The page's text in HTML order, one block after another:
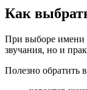
Как
При выборе имени
звучания, но и
Полезно обратить